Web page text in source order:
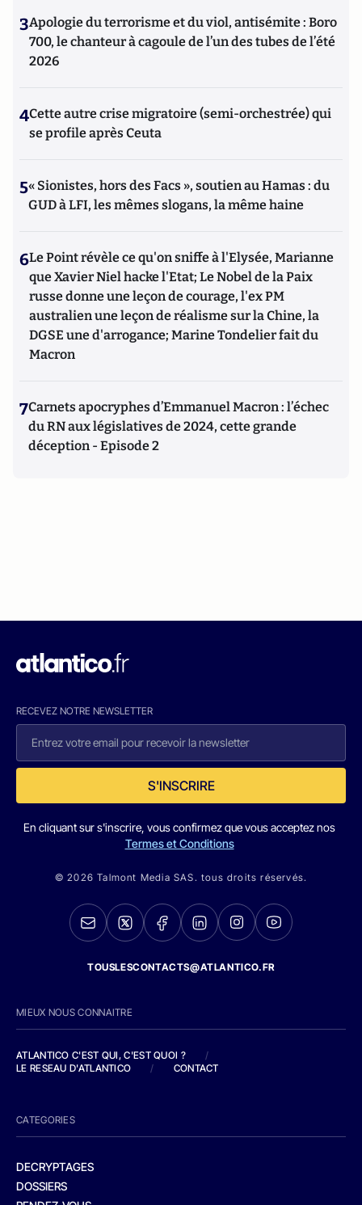
3Apologie du terrorisme et du viol, antisémite : Boro
700, le chanteur à cagoule de l’un des tubes de l’été
2026
4Cette autre crise migratoire (semi-orchestrée) qui
se profile après Ceuta
5« Sionistes, hors des Facs », soutien au Hamas : du
GUD à LFI, les mêmes slogans, la même haine
6Le Point révèle ce qu'on sniffe à l'Elysée, Marianne
que Xavier Niel hacke l'Etat; Le Nobel de la Paix
russe donne une leçon de courage, l'ex PM
australien une leçon de réalisme sur la Chine, la
DGSE une d'arrogance; Marine Tondelier fait du
Macron
7Carnets apocryphes d’Emmanuel Macron : l’échec
du RN aux législatives de 2024, cette grande
déception - Episode 2
RECEVEZ NOTRE NEWSLETTER
S'INSCRIRE
En cliquant sur s'inscrire, vous confirmez que vous acceptez nos
Termes et Conditions
© 2026 Talmont Media SAS. tous droits réservés.
TOUSLESCONTACTS@ATLANTICO.FR
MIEUX NOUS CONNAITRE
ATLANTICO C'EST QUI, C'EST QUOI ?
/
LE RESEAU D'ATLANTICO
/ CONTACT
CATEGORIES
DECRYPTAGES
DOSSIERS